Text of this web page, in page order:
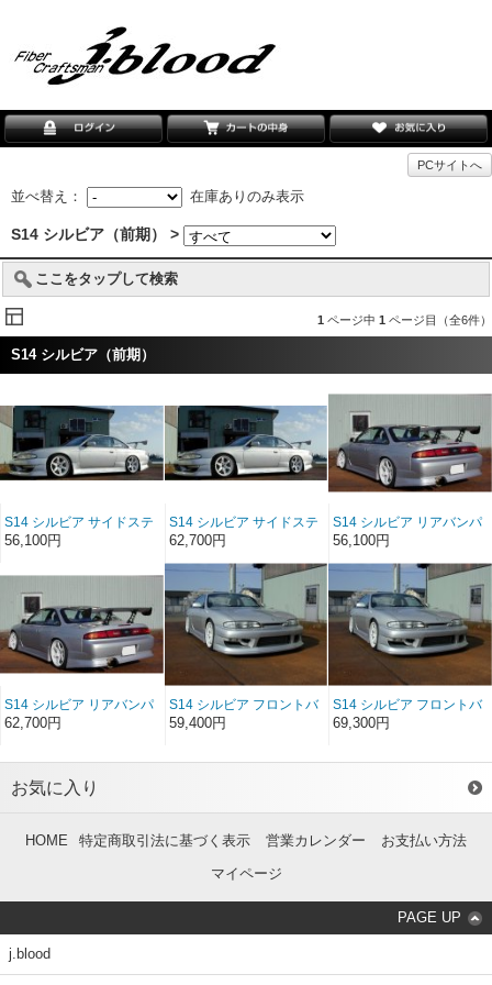
PCサイトへ
並べ替え： 在庫ありのみ表示
S14 シルビア（前期） >
ここをタップして検索
1 ページ中 1 ページ目（全6件）
S14 シルビア（前期）
S14 シルビア サイドステ
ップ FRP（前/後期）
56,100円
S14 シルビア サイドステ
ップ ソフトFRP（前/後
62,700円
S14 シルビア リアバンパ
ースポイラー FRP（前/後
56,100円
S14 シルビア リアバンパ
ースポイラー ソフト
FRP（前/後期）
62,700円
S14 シルビア フロントバ
ンパースポイラー
FRP（前期）
59,400円
S14 シルビア フロントバ
ンパースポイラー ソフト
FRP（前期）
69,300円
お気に入り
HOME 特定商取引法に基づく表示 営業カレンダー
お支払い方法
マイページ
PAGE UP
j.blood